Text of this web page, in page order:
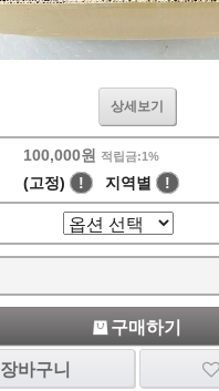
상세보기
100,000원 적립금:1%
(고정) ! 지역별 !
구매하기
장바구니